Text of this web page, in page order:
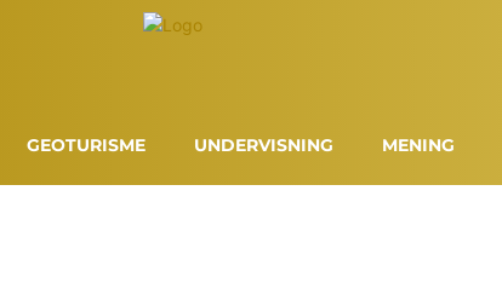
GEOTURISME UNDERVISNING MENING